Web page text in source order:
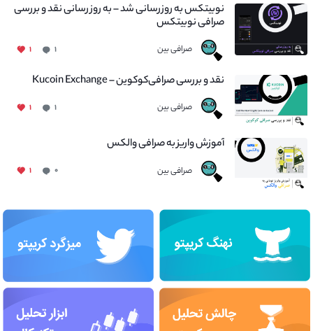
نوبیتکس به روزرسانی شد – به روز رسانی نقد و بررسی
صرافی نوبیتکس
صرافی بین ۱ ۱
نقد و بررسی صرافی‌کوکوین – Kucoin Exchange
صرافی بین ۱ ۱
آموزش واریز به صرافی والکس
صرافی بین ۰ ۱